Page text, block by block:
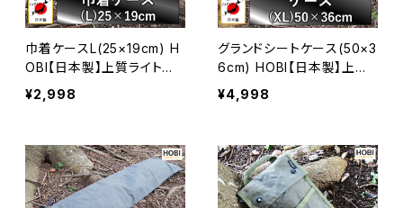
巾着ケースL(25×19cm) H
OBI【日本製】上質ライト帆
布 撥水パラフィン加工 [無
骨でタフ] メスティン ソロ
ングルバーナー 御朱印帳
財布 スマホ 手帳 カトラリ
ー 登山 ギア 焚火 [MADE I
N JAPAN]
¥2,998
グランドシートケース(50×3
6cm) HOBI【日本製】上質
ライト帆布 撥水パラフィン
加工 [無骨でタフ] 巾着 ヘ
野営 アウトドア スポーツ
シューズ 登山 焚火 タープ
テント [MADE IN JAPAN]
¥4,998